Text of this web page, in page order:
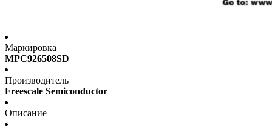
Маркировка
MPC926508SD
Производитель
Freescale Semiconductor
Описание